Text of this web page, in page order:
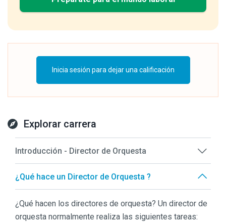
Inicia sesión para dejar una calificación
Explorar carrera
Introducción - Director de Orquesta
¿Qué hace un Director de Orquesta ?
¿Qué hacen los directores de orquesta? Un director de
orquesta normalmente realiza las siguientes tareas: